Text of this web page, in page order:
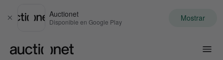
Cerrar
Auctionet
Disponible en Google Play Mostrar